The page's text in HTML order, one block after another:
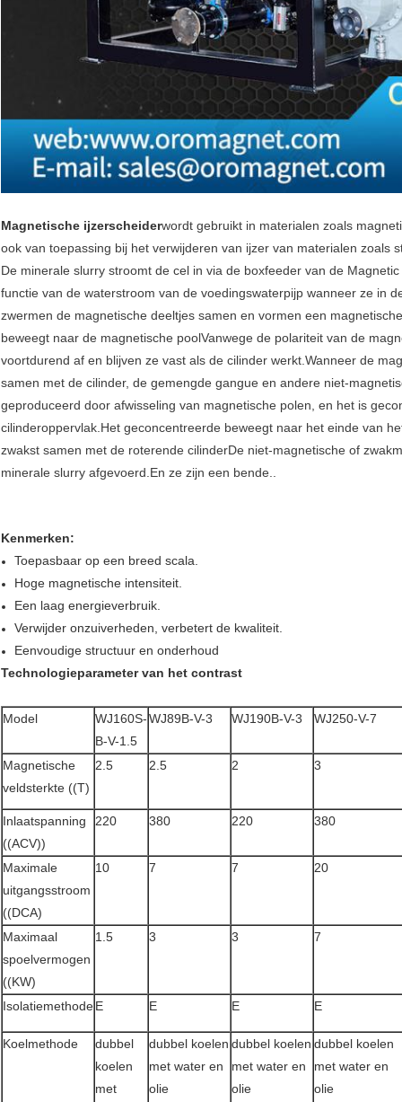
Magnetische ijzerscheiderwordt gebruikt in materialen zoals
ook van toepassing bij het verwijderen van ijzer van materialen zoals
De minerale slurry stroomt de cel in via de boxfeeder van de
functie van de waterstroom van de voedingswaterpijp wanneer ze in
zwermen de magnetische deeltjes samen en vormen een
beweegt naar de magnetische poolVanwege de polariteit van de
voortdurend af en blijven ze vast als de cilinder werkt.Wanneer de
samen met de cilinder, de gemengde gangue en andere niet-
geproduceerd door afwisseling van magnetische polen, en het is
cilinderoppervlak.Het geconcentreerde beweegt naar het einde van
zwakst samen met de roterende cilinderDe niet-magnetische of
minerale slurry afgevoerd.En ze zijn een bende..
Kenmerken:
Toepasbaar op een breed scala.
Hoge magnetische intensiteit.
Een laag energieverbruik.
Verwijder onzuiverheden, verbetert de kwaliteit.
Eenvoudige structuur en onderhoud
Technologieparameter van het contrast
Model
WJ160S-
B-V-1.5
WJ89B-V-3 WJ190B-V-3 WJ250-V-7
Magnetische
veldsterkte ((T)
2.5 2.5 2 3
Inlaatspanning
((ACV))
220 380 220 380
Maximale
uitgangsstroom
((DCA)
10 7 7 20
Maximaal
spoelvermogen
((KW)
1.5 3 3 7
IsolatiemethodeE E E E
Koelmethode
dubbel
koelen
met
dubbel koelen
met water en
olie
dubbel koelen
met water en
olie
dubbel koelen
met water en
olie